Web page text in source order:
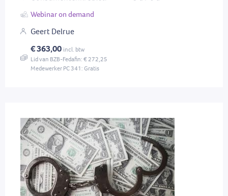
Webinar on demand
Geert Delrue
€ 363,00 incl. btw
Lid van BZB-Fedafin: € 272,25
Medewerker PC 341: Gratis